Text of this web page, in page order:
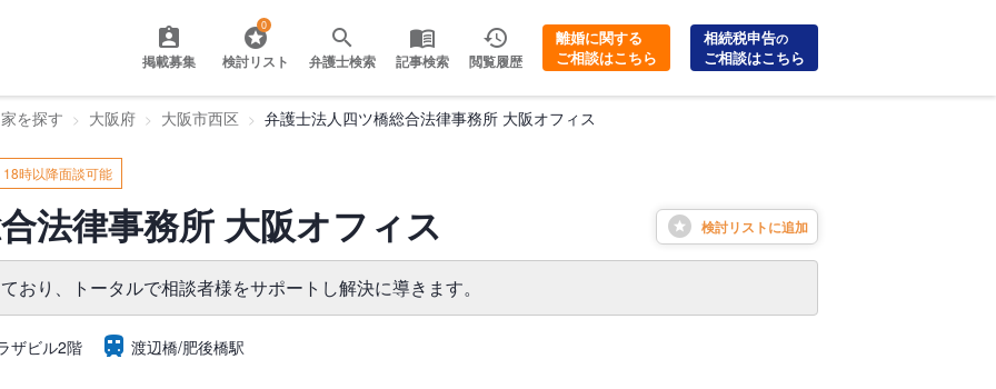
掲載募集
0
検討リスト 弁護士検索 記事検索 閲覧履歴
離婚に関する
ご相談はこちら
相続税申告の
ご相談はこちら
を探す 大阪府 大阪市西区 弁護士法人四ツ橋総合法律事務所 大阪オフィス
18時以降面談可能
検討リストに追加
法律事務所 大阪オフィス
おり、トータルで相談者様をサポートし解決に導きます。
ザビル2階 渡辺橋/肥後橋駅